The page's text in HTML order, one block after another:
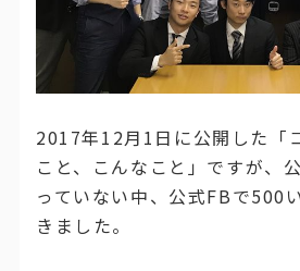
2017年12月1日に公開した「
こと、こんなこと」ですが、
っていない中、公式FBで500
きました。